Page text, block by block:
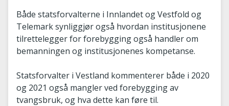
Både statsforvalterne i Innlandet og Vestfold og
Telemark synliggjør også hvordan institusjonene
tilrettelegger for forebygging også handler om
bemanningen og institusjonenes kompetanse.
Statsforvalter i Vestland kommenterer både i 2020
og 2021 også mangler ved forebygging av
tvangsbruk, og hva dette kan føre til.